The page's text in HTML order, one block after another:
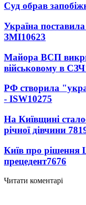
Суд обрав
Україна
ЗМІ10623
Майора ВСП
військовому в СЗЧ
РФ створила
- ISW10275
На Київщині
річної дівчини
Київ про рішення
прецедент7676
Читати коментарі